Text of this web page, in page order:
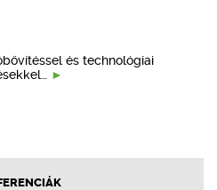
és technológiai